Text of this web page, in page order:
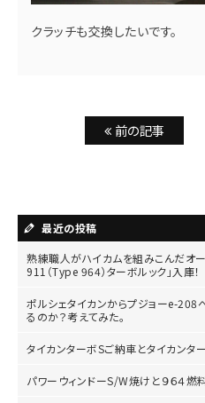
クラッチも交換したいです。
前の記事
最近の投稿
熟練職人がハイカムを組みこんだオ
911（Type 964）ターボルック」入庫！
ポルシェタイカンからプジョーe-208
るのか？考えてみた。
タイカンターボSご納車とタイカンタ
パワーウィンドーS/W焼けと９６４